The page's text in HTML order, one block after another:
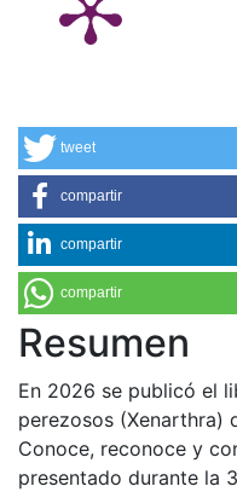
tweet
compartir
compartir
compartir
Resumen
En 2026 se publicó el
perezosos (Xenarthra)
Conoce, reconoce y
presentado durante la